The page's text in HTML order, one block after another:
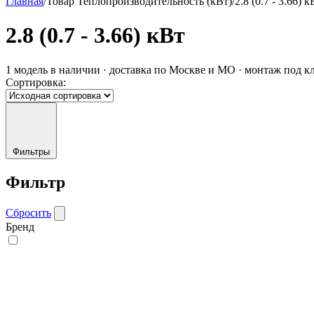
2.8 (0.7 - 3.66) кВт
1 модель в наличии · доставка по Москве и МО · монтаж под
Сортировка:
Фильтры
Фильтр
Сбросить
Бренд